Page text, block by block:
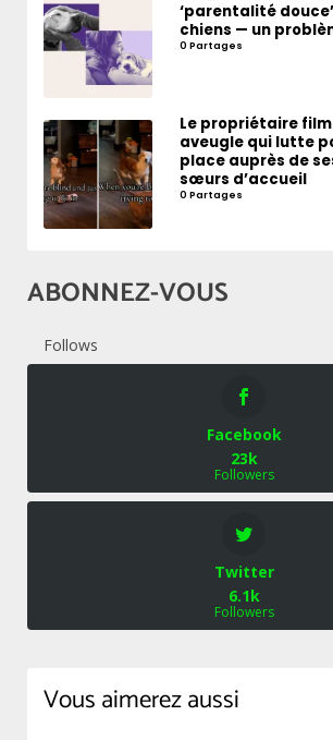
‘parentalité
chiens — un
0 Partages
Le propriétaire
aveugle qui lutte
place auprès de
sœurs d’accueil
0 Partages
ABONNEZ-VOUS
Follows
Facebook
23k
Followers
Twitter
6.1k
Followers
Vous aimerez aussi